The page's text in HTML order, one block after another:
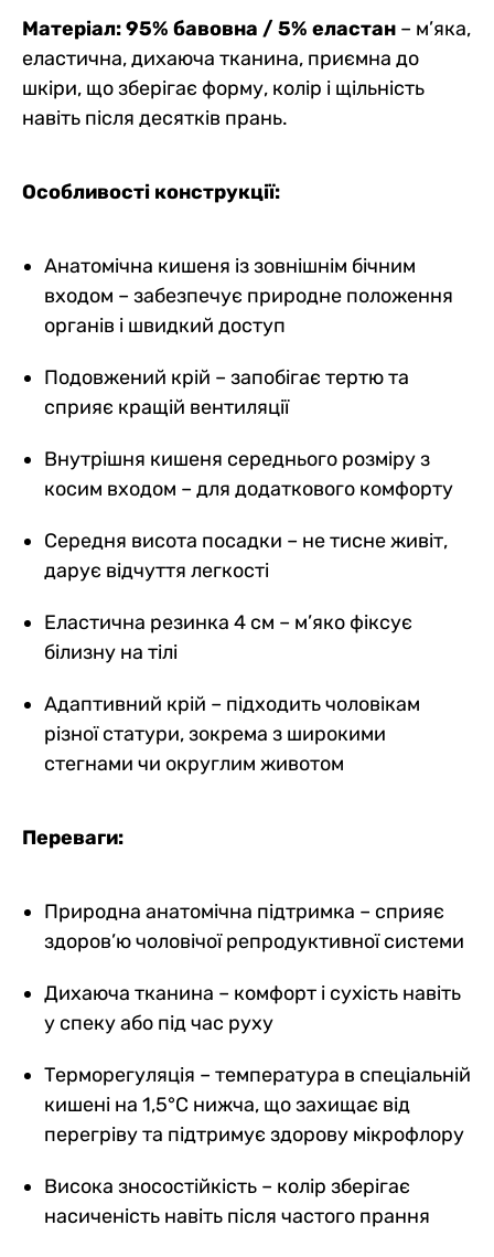
Матеріал: 95% бавовна / 5% еластан – м’яка,
еластична, дихаюча тканина, приємна до
шкіри, що зберігає форму, колір і щільність
навіть після десятків прань.
Особливості конструкції:
Анатомічна кишеня із зовнішнім бічним
входом – забезпечує природне положення
органів і швидкий доступ
Подовжений крій – запобігає тертю та
сприяє кращій вентиляції
Внутрішня кишеня середнього розміру з
косим входом – для додаткового комфорту
Середня висота посадки – не тисне живіт,
дарує відчуття легкості
Еластична резинка 4 см – м’яко фіксує
білизну на тілі
Адаптивний крій – підходить чоловікам
різної статури, зокрема з широкими
стегнами чи округлим животом
Переваги:
Природна анатомічна підтримка – сприяє
здоров’ю чоловічої репродуктивної системи
Дихаюча тканина – комфорт і сухість навіть
у спеку або під час руху
Терморегуляція – температура в спеціальній
кишені на 1,5°C нижча, що захищає від
перегріву та підтримує здорову мікрофлору
Висока зносостійкість – колір зберігає
насиченість навіть після частого прання